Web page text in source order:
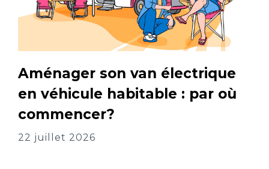
Aménager son van électrique
en véhicule habitable : par où
commencer?
22 juillet 2026